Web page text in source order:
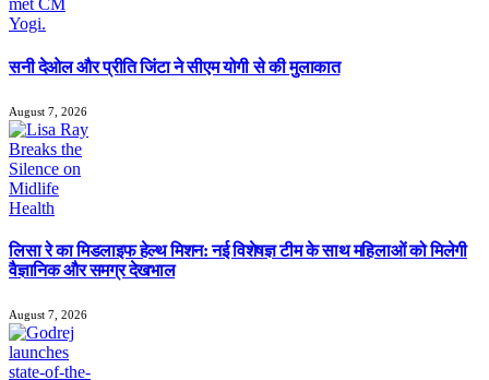
सनी देओल और प्रीति जिंटा ने सीएम योगी से की मुलाकात
August 7, 2026
लिसा रे का मिडलाइफ हेल्थ मिशन: नई विशेषज्ञ टीम के साथ महिलाओं को मिलेगी
वैज्ञानिक और समग्र देखभाल
August 7, 2026